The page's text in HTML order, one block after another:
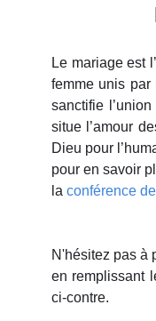
Le mariage est
femme unis par
sanctifie l’union
situe l’amour
Dieu pour
pour en savoir
la conférence
N'hésitez pas à
en remplissant
ci-contre.